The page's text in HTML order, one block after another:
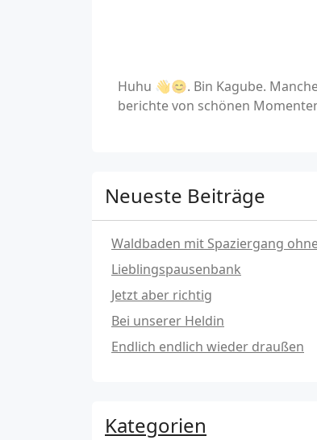
Huhu 👋😊. Bin Kagube.
berichte von schönen
Neueste Beiträge
Waldbaden mit Spaziergang
Lieblingspausenbank
Jetzt aber richtig
Bei unserer Heldin
Endlich endlich wieder draußen
Kategorien